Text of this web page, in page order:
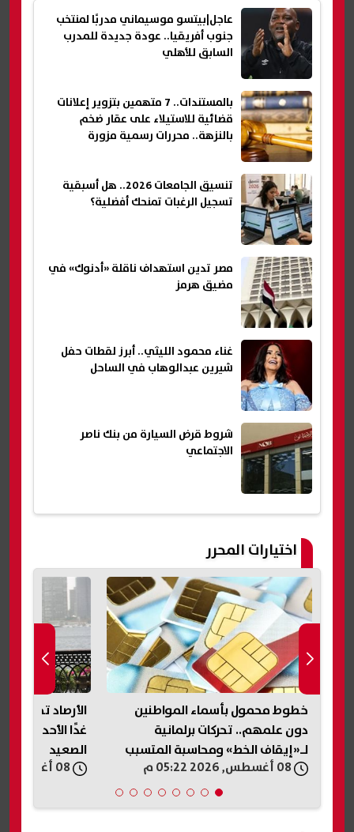
عاجل|بيتسو موسيماني مدربًا لمنتخب
جنوب أفريقيا.. عودة جديدة للمدرب
السابق للأهلي
بالمستندات.. 7 متهمين بتزوير إعلانات
قضائية للاستيلاء على عقار ضخم
بالنزهة.. محررات رسمية مزورة
تنسيق الجامعات 2026.. هل أسبقية
تسجيل الرغبات تمنحك أفضلية؟
مصر تدين استهداف ناقلة «أدنوك» في
مضيق هرمز
غناء محمود الليثي.. أبرز لقطات حفل
شيرين عبدالوهاب في الساحل
شروط قرض السيارة من بنك ناصر
الاجتماعي
اختيارات المحرر
خطوط محمول بأسماء المواطنين
دون علمهم.. تحركات برلمانية
لـ«إيقاف الخط» ومحاسبة المتسبب
الأرصاد تحذر
الصعيد